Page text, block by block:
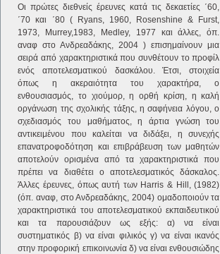
Οι πρώτες διεθνείς έρευνες κατά τις δεκαετίες ΄60,
΄70 και ΄80 ( Ryans, 1960, Rosenshine & Furst,
1973, Murrey,1983, Medley, 1977 και άλλες, όπ.
αναφ στο Ανδρεαδάκης, 2004 ) επισημαίνουν μια
σειρά από χαρακτηριστικά που συνθέτουν το προφίλ
ενός αποτελεσματικού δασκάλου. Έτσι, στοιχεία
όπως η ακεραιότητα του χαρακτήρα, ο
ενθουσιασμός, το χιούμορ, η ορθή κρίση, η καλή
οργάνωση της σχολικής τάξης, η σαφήνεια λόγου, ο
σχεδιασμός του μαθήματος, η άρτια γνώση του
αντικειμένου που καλείται να διδάξει, η συνεχής
επανατροφοδότηση και επιβράβευση των μαθητών
αποτελούν ορισμένα από τα χαρακτηριστικά που
πρέπει να διαθέτει ο αποτελεσματικός δάσκαλος.
Άλλες έρευνες, όπως αυτή των Harris & Hill, (1982)
(όπ. αναφ, στο Ανδρεαδάκης, 2004) ομαδοποιούν τα
χαρακτηριστικά του αποτελεσματικού εκπαιδευτικού
και τα παρουσιάζουν ως εξής: α) να είναι
συστηματικός β) να είναι φιλικός γ) να είναι ικανός
στην προφορική επικοινωνία δ) να είναι ενθουσιώδης